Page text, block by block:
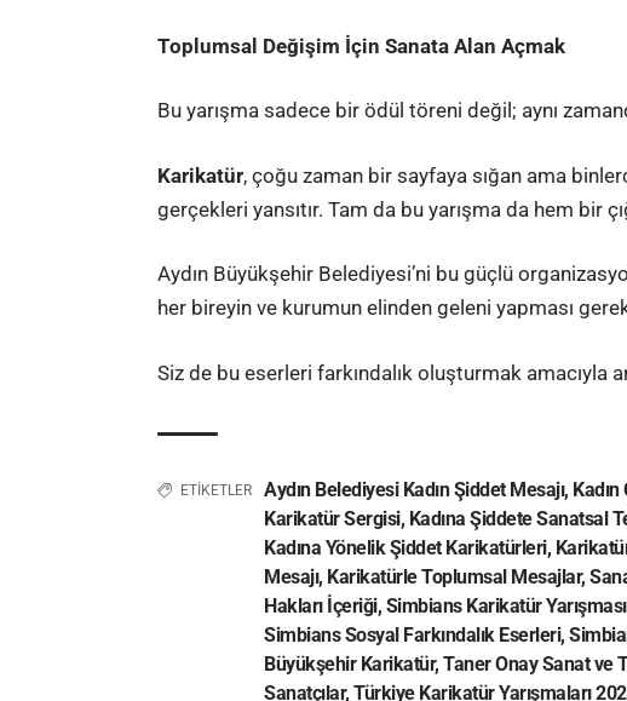
Toplumsal Değişim İçin Sanata Alan Açmak
Bu yarışma sadece bir ödül töreni değil; aynı
Karikatür, çoğu zaman bir sayfaya sığan ama
gerçekleri yansıtır. Tam da bu yarışma da hem bir
Aydın Büyükşehir Belediyesi’ni bu güçlü
her bireyin ve kurumun elinden geleni yapması
Siz de bu eserleri farkındalık oluşturmak amacıyla
ETİKETLER Aydın Belediyesi Kadın Şiddet Mesajı,
Karikatür Sergisi, Kadına Şiddete Sanatsal
Kadına Yönelik Şiddet Karikatürleri,
Mesajı, Karikatürle Toplumsal Mesajlar,
Hakları İçeriği, Simbians Karikatür
Simbians Sosyal Farkındalık Eserleri,
Büyükşehir Karikatür, Taner Onay Sanat ve
Sanatçılar, Türkiye Karikatür Yarışmaları